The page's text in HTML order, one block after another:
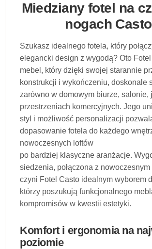
Miedziany fotel na
nogach Casto
Szukasz idealnego fotela, który
elegancki design z wygodą? Oto
mebel, który dzięki swojej starannie
konstrukcji i wykończeniu, doskonale
zarówno w domowym biurze, salonie,
przestrzeniach komercyjnych. Jego
styl i możliwość personalizacji
dopasowanie fotela do każdego
nowoczesnych loftów
po bardziej klasyczne aranżacje.
siedzenia, połączona z
czyni Fotel Casto idealnym wyborem
którzy poszukują funkcjonalnego
kompromisów w kwestii estetyki.
Komfort i ergonomia na
poziomie